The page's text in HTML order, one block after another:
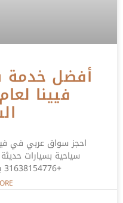
أفضل
احجز سواق عربي في
سياحية بسيارات
+31638154776 بأفضل سعر وراحة تامة.
»